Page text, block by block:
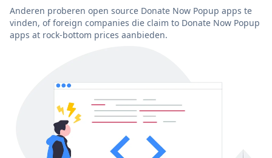
Anderen proberen open source Donate Now Popup apps te
vinden, of foreign companies die claim to Donate Now Popup
apps at rock-bottom prices aanbieden.